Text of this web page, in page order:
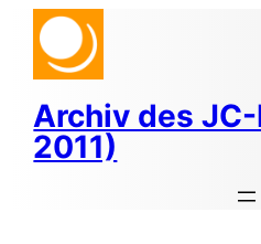
Zum
Inhalt
springen
Archiv des
2011)